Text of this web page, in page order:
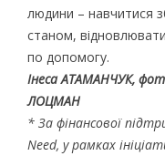
людини – навчитися
станом,
по допомогу.
Інеса АТАМАНЧУК,
ЛОЦМАН
* За фінансової
Need, у рамках